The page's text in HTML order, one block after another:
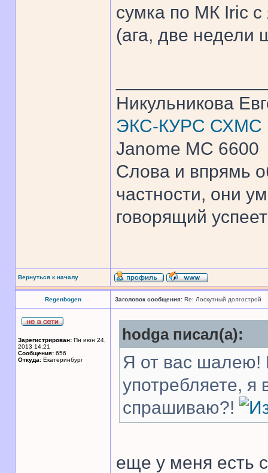
сумка по МК Iric с
(ага, две недели
Никульникова
ЭКС-КУРС СХМС
Janome MC 6600
Слова и впрямь
частности, они
говорящий
Вернуться к началу
Regenbogen Заголовок сообщения: Re: Лоскутный долгострой
Зарегистрирован: Пн июн 24,
2013 14:21
Сообщения: 656
Откуда: Екатеринбург
hodga писал(а):
Я от вас шалею!
употребляете, я
спрашиваю?!
еще у меня есть